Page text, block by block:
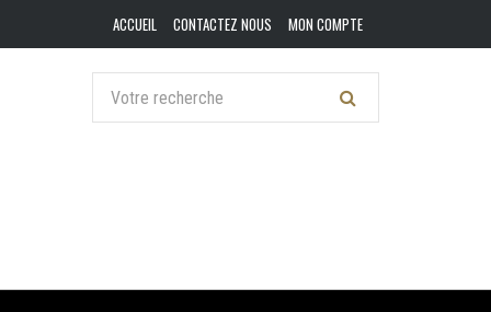
ACCUEIL CONTACTEZ NOUS MON COMPTE